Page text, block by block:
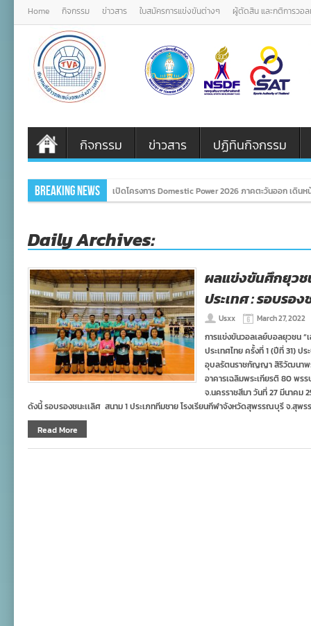
Home กิจกรรม ข่าวสาร ใบสมัครการแข่งขันต่างๆ ผู้ตัดสิน และกติการวอ
กิจกรรม ข่าวสาร ปฏิทินกิจกรรม
Breaking News เปิดโครงการ Domestic Power 2026 ภาคตะวันออก เดิ
Daily Archives:
ผลแข่งขันศึกยุวช
ประเทศ : รอบรอง
Usxx March 27, 2022
การแข่งขันวอลเลย์บอลยุวชน “
ประเทศไทย ครั้งที่ 1 (ปีที่ 31) ป
อุบลรัตนราชกัญญา สิริวัฒนาพ
อาคารเฉลิมพระเกียรติ 80 พร
จ.นครราชสีมา วันที่ 27 มีนาคม
ดังนี้ รอบรองชนะเเลิศ สนาม 1 ประเภททีมชาย โรงเรียนกีฬาจังหวัดสุพรรณบุรี จ.สุพ
Read More